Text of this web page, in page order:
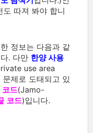
도 따져 봐야 합니
정보는 다음과 같
. 다만 한양 사용
use area
문제로 도태되고 있
코드(Jamo-
코드)입니다.